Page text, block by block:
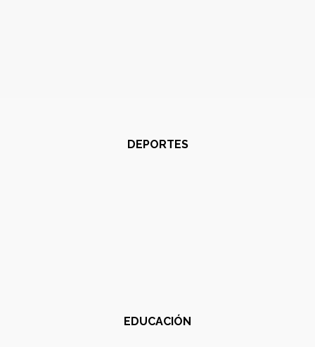
DEPORTES
EDUCACIÓN